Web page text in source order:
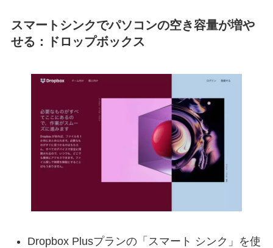
スマートシンクでパソコンの空き容量が増や
せる：ドロップボックス
Dropbox Plusプランの「スマート シンク」を使